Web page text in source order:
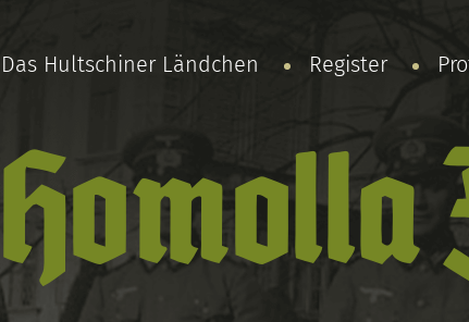
Das Hultschiner Ländchen Register
Homolla